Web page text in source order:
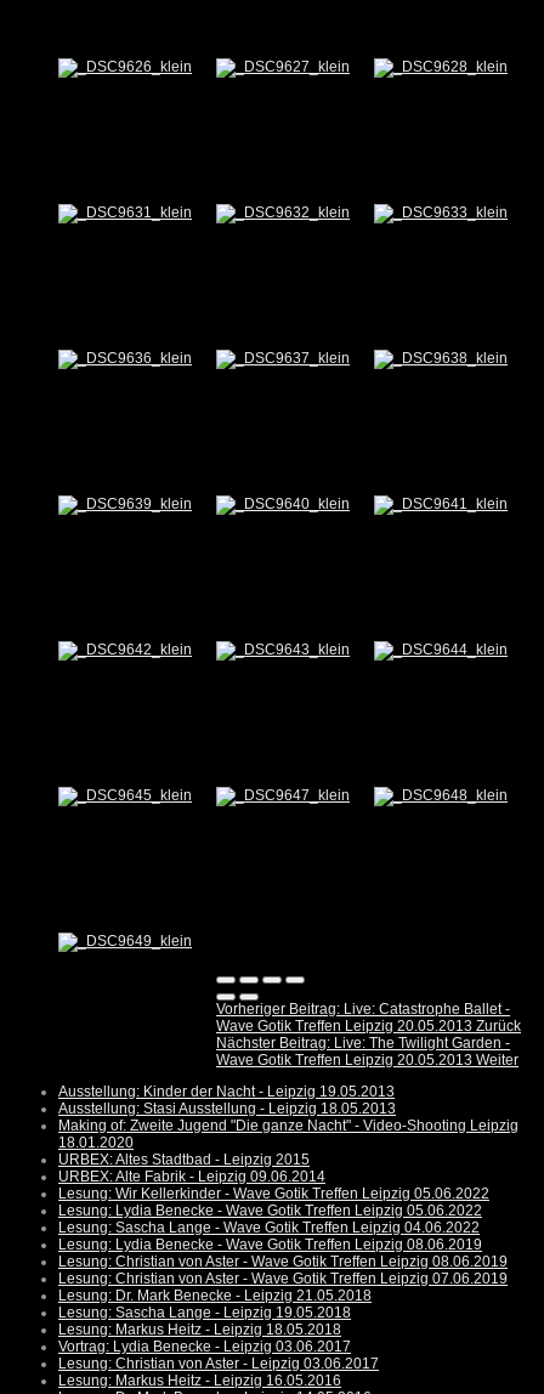
Vorheriger Beitrag: Live: Catastrophe Ballet -
Wave Gotik Treffen Leipzig 20.05.2013 Zurück
Nächster Beitrag: Live: The Twilight Garden -
Wave Gotik Treffen Leipzig 20.05.2013 Weiter
Ausstellung: Kinder der Nacht - Leipzig 19.05.2013
Ausstellung: Stasi Ausstellung - Leipzig 18.05.2013
Making of: Zweite Jugend "Die ganze Nacht" - Video-Shooting Leipzig
18.01.2020
URBEX: Altes Stadtbad - Leipzig 2015
URBEX: Alte Fabrik - Leipzig 09.06.2014
Lesung: Wir Kellerkinder - Wave Gotik Treffen Leipzig 05.06.2022
Lesung: Lydia Benecke - Wave Gotik Treffen Leipzig 05.06.2022
Lesung: Sascha Lange - Wave Gotik Treffen Leipzig 04.06.2022
Lesung: Lydia Benecke - Wave Gotik Treffen Leipzig 08.06.2019
Lesung: Christian von Aster - Wave Gotik Treffen Leipzig 08.06.2019
Lesung: Christian von Aster - Wave Gotik Treffen Leipzig 07.06.2019
Lesung: Dr. Mark Benecke - Leipzig 21.05.2018
Lesung: Sascha Lange - Leipzig 19.05.2018
Lesung: Markus Heitz - Leipzig 18.05.2018
Vortrag: Lydia Benecke - Leipzig 03.06.2017
Lesung: Christian von Aster - Leipzig 03.06.2017
Lesung: Markus Heitz - Leipzig 16.05.2016